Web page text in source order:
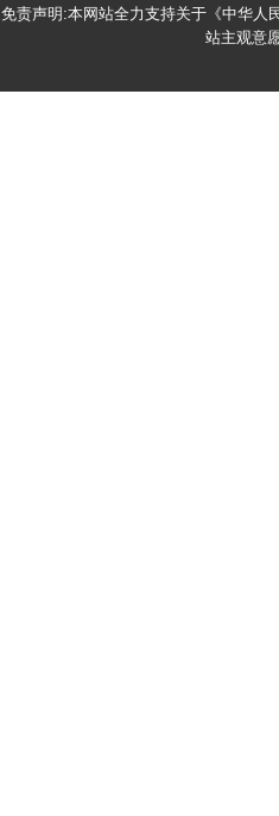
免责声明:本网站全力支持关于《中华人
站主观意